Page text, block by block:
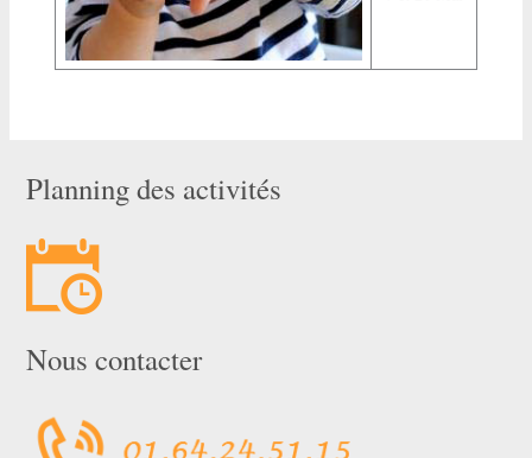
Planning des activités
Nous contacter